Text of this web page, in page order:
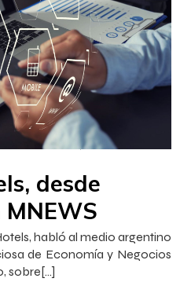
2022 18:46
desde
habló al medio argentino
de Economía y Negocios
sobre[…]